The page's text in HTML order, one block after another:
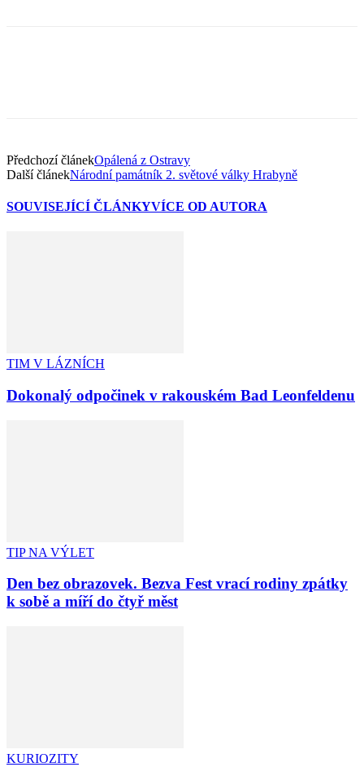
Předchozí článekOpálená z Ostravy
Další článekNárodní památník 2. světové války Hrabyně
SOUVISEJÍCÍ ČLÁNKYVÍCE OD AUTORA
TIM V LÁZNÍCH
Dokonalý odpočinek v rakouském Bad Leonfeldenu
TIP NA VÝLET
Den bez obrazovek. Bezva Fest vrací rodiny zpátky
k sobě a míří do čtyř měst
KURIOZITY